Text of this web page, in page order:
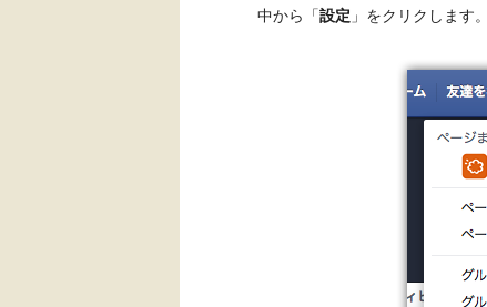
中から「設定 」をクリクします。